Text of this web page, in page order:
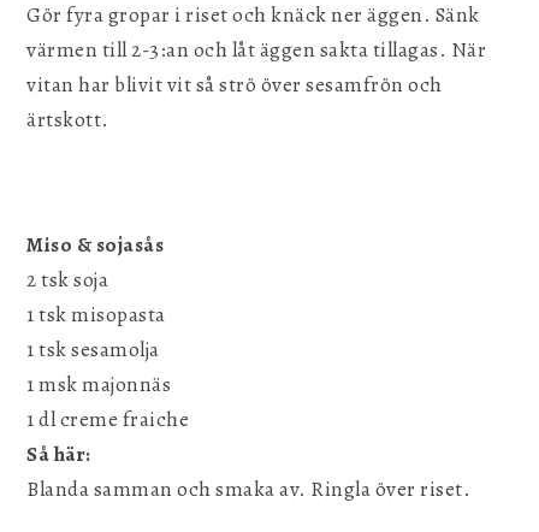
Gör fyra gropar i riset och knäck ner äggen. Sänk
värmen till 2-3:an och låt äggen sakta tillagas. När
vitan har blivit vit så strö över sesamfrön och
ärtskott.
Miso & sojasås
2 tsk soja
1 tsk misopasta
1 tsk sesamolja
1 msk majonnäs
1 dl creme fraiche
Så här:
Blanda samman och smaka av. Ringla över riset.